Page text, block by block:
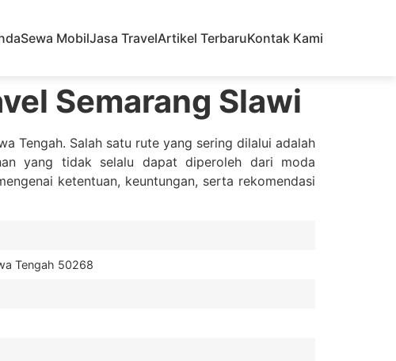
Sewa MobilJasa TravelArtikel TerbaruKontak Kami
Semarang Slawi
Tengah. Salah satu rute yang sering dilalui adalah
yang tidak selalu dapat diperoleh dari moda
ketentuan, keuntungan, serta rekomendasi
Tengah 50268